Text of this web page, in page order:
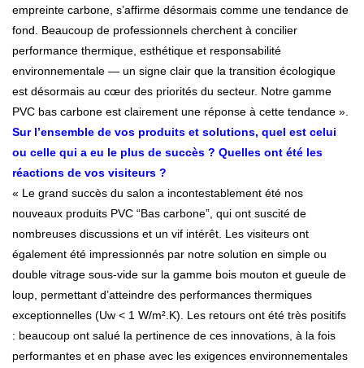
empreinte carbone, s’affirme désormais comme une tendance de
fond. Beaucoup de professionnels cherchent à concilier
performance thermique, esthétique et responsabilité
environnementale — un signe clair que la transition écologique
est désormais au cœur des priorités du secteur. Notre gamme
PVC bas carbone est clairement une réponse à cette tendance ».
Sur l’ensemble de vos produits et solutions, quel est celui
ou celle qui a eu le plus de succès ? Quelles ont été les
réactions de vos visiteurs ?
« Le grand succès du salon a incontestablement été nos
nouveaux produits PVC “Bas carbone”, qui ont suscité de
nombreuses discussions et un vif intérêt. Les visiteurs ont
également été impressionnés par notre solution en simple ou
double vitrage sous-vide sur la gamme bois mouton et gueule de
loup, permettant d’atteindre des performances thermiques
exceptionnelles (Uw < 1 W/m².K). Les retours ont été très positifs
: beaucoup ont salué la pertinence de ces innovations, à la fois
performantes et en phase avec les exigences environnementales